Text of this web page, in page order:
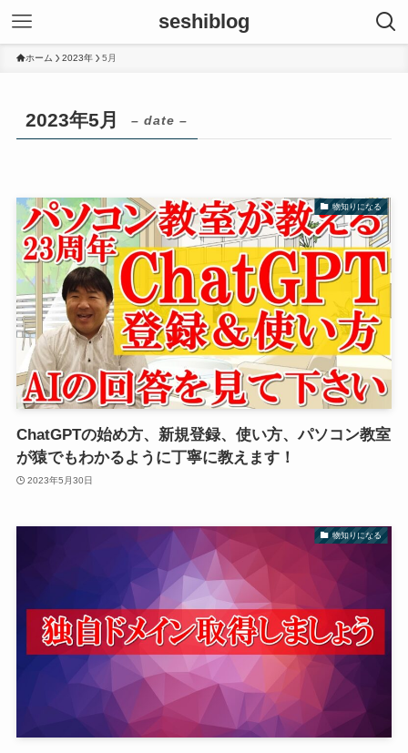
seshiblog
ホーム 2023年 5月
2023年5月 – date –
物知りになる
ChatGPTの始め方、新規登録、使い方、パソコン教室
が猿でもわかるように丁寧に教えます！
2023年5月30日
物知りになる